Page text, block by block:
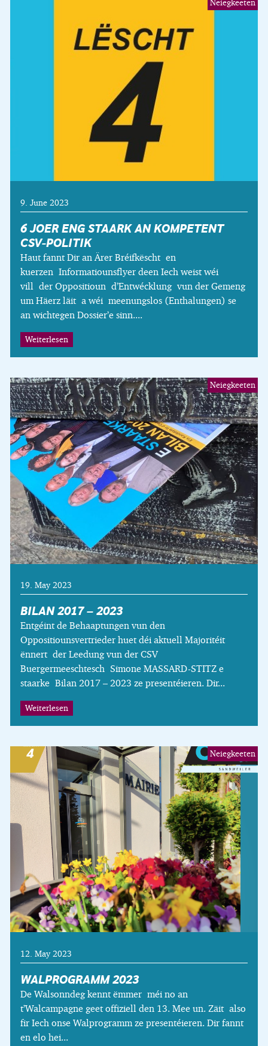
6 JOER ENG STAARK AN KOMPETENT
CSV-POLITIK
Haut fannt Dir an Ärer Bréifkëscht en
kuerzen Informatiounsflyer deen Iech weist wéi
vill der Oppositioun d’Entwécklung vun der Gemeng
um Häerz läit a wéi meenungslos (Enthalungen) se
an wichtegen Dossier’e sinn....
Weiterlesen
9. June 2023
BILAN 2017 – 2023
Entgéint de Behaaptungen vun den
Oppositiounsvertrieder huet déi aktuell Majoritéit
ënnert der Leedung vun der CSV
Buergermeeschtesch Simone MASSARD-STITZ e
staarke Bilan 2017 – 2023 ze presentéieren. Dir...
Weiterlesen
19. May 2023
Neiegkeeten
WALPROGRAMM 2023
De Walsonndeg kennt ëmmer méi no an
t’Walcampagne geet offiziell den 13. Mee un. Zäit also
fir Iech onse Walprogramm ze presentéieren. Dir fannt
en elo hei...
12. May 2023
Neiegkeeten